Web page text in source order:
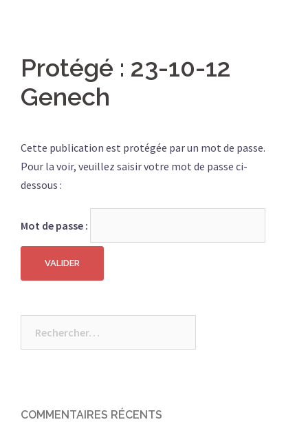
Protégé : 23-10-12
Genech
Cette publication est protégée par un mot de passe.
Pour la voir, veuillez saisir votre mot de passe ci-
dessous :
Mot de passe :
COMMENTAIRES RÉCENTS